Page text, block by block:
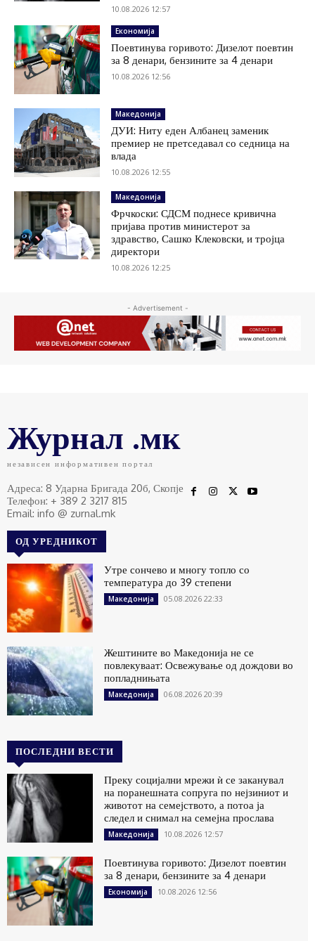
10.08.2026 12:57
Економија
Поевтинува горивото: Дизелот поевтин
за 8 денари, бензините за 4 денари
10.08.2026 12:56
Македонија
ДУИ: Ниту еден Албанец заменик
премиер не претседавал со седница на
влада
10.08.2026 12:55
Македонија
Фрчкоски: СДСМ поднесе кривична
пријава против министерот за
здравство, Сашко Клековски, и тројца
директори
10.08.2026 12:25
- Advertisement -
Журнал .мк
независен информативен портал
Адреса: 8 Ударна Бригада 20б, Скопје
Телефон: + 389 2 3217 815
Email: info @ zurnal.mk
ОД УРЕДНИКОТ
Утре сончево и многу топло со
температура до 39 степени
Македонија 05.08.2026 22:33
Жештините во Македонија не се
повлекуваат: Освежување од дождови во
попладнињата
Македонија 06.08.2026 20:39
ПОСЛЕДНИ ВЕСТИ
Преку социјални мрежи ѝ се заканувал
на поранешната сопруга по нејзиниот и
животот на семејството, а потоа ја
следел и снимал на семејна прослава
Македонија 10.08.2026 12:57
Поевтинува горивото: Дизелот поевтин
за 8 денари, бензините за 4 денари
Економија 10.08.2026 12:56